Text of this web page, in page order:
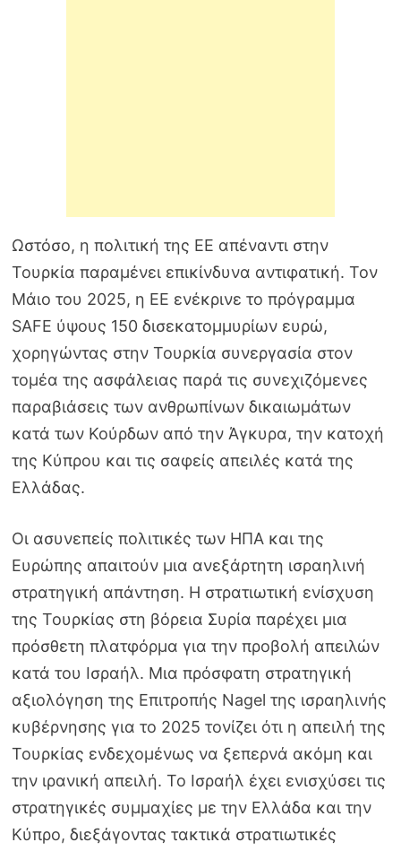
Ωστόσο, η πολιτική της ΕΕ απέναντι στην
Τουρκία παραμένει επικίνδυνα αντιφατική. Τον
Μάιο του 2025, η ΕΕ ενέκρινε το πρόγραμμα
SAFE ύψους 150 δισεκατομμυρίων ευρώ,
χορηγώντας στην Τουρκία συνεργασία στον
τομέα της ασφάλειας παρά τις συνεχιζόμενες
παραβιάσεις των ανθρωπίνων δικαιωμάτων
κατά των Κούρδων από την Άγκυρα, την κατοχή
της Κύπρου και τις σαφείς απειλές κατά της
Ελλάδας.
Οι ασυνεπείς πολιτικές των ΗΠΑ και της
Ευρώπης απαιτούν μια ανεξάρτητη ισραηλινή
στρατηγική απάντηση. Η στρατιωτική ενίσχυση
της Τουρκίας στη βόρεια Συρία παρέχει μια
πρόσθετη πλατφόρμα για την προβολή απειλών
κατά του Ισραήλ. Μια πρόσφατη στρατηγική
αξιολόγηση της Επιτροπής Nagel της ισραηλινής
κυβέρνησης για το 2025 τονίζει ότι η απειλή της
Τουρκίας ενδεχομένως να ξεπερνά ακόμη και
την ιρανική απειλή. Το Ισραήλ έχει ενισχύσει τις
στρατηγικές συμμαχίες με την Ελλάδα και την
Κύπρο, διεξάγοντας τακτικά στρατιωτικές